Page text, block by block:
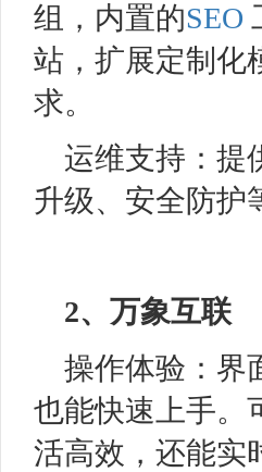
组，内置的SEO
站，扩展定制化
求。
运维支持：提
升级、安全防护
2、 万象互联
操作体验：界
也能快速上手。
活高效，还能实